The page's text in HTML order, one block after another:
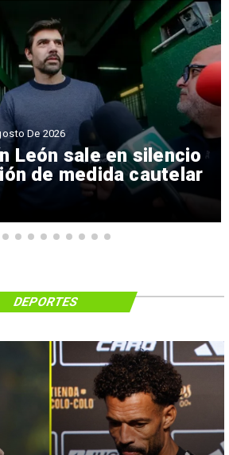
León sale en silencio
de medida cautelar
De 2026
DEPORTES